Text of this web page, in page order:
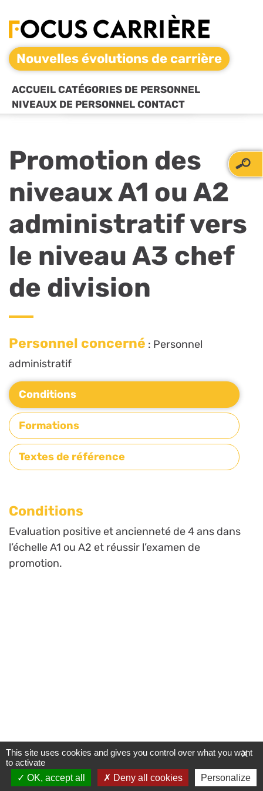
Nouvelles évolutions de carrière
ACCUEIL CATÉGORIES DE PERSONNEL
NIVEAUX DE PERSONNEL CONTACT
Promotion des
niveaux A1 ou A2
administratif vers
le niveau A3 chef
de division
Personnel concerné : Personnel
administratif
Conditions
Formations
Textes de référence
Conditions
Evaluation positive et ancienneté de 4 ans dans
l’échelle A1 ou A2 et réussir l’examen de
promotion.
X
This site uses cookies and gives you control over what you want
to activate
OK, accept all
Deny all cookies Personalize